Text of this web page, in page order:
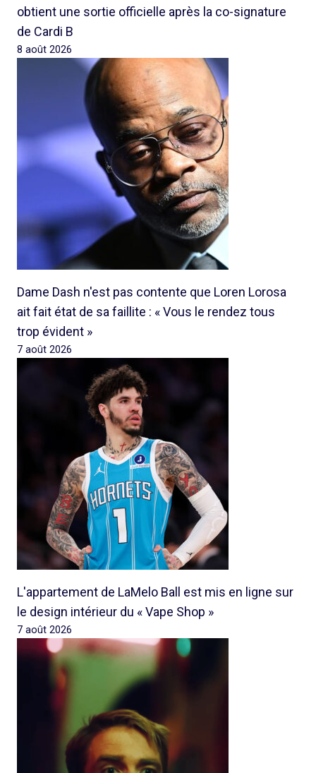
obtient une sortie officielle après la co-signature
de Cardi B
8 août 2026
Dame Dash n'est pas contente que Loren Lorosa
ait fait état de sa faillite : « Vous le rendez tous
trop évident »
7 août 2026
L'appartement de LaMelo Ball est mis en ligne sur
le design intérieur du « Vape Shop »
7 août 2026